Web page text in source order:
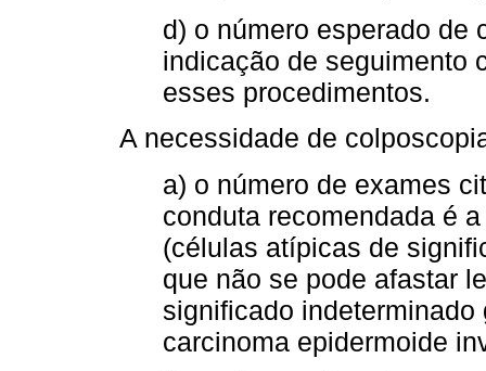
d) o número esperado de
indicação de seguimento
esses procedimentos.
A necessidade de
a) o número de exames
conduta recomendada é
(células atípicas de
que não se pode afastar
significado
carcinoma epidermoide